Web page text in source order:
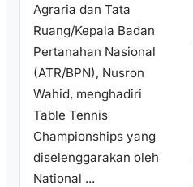
Agraria dan Tata
Ruang/Kepala Badan
Pertanahan Nasional
(ATR/BPN), Nusron
Wahid, menghadiri
Table Tennis
Championships yang
diselenggarakan oleh
National ...